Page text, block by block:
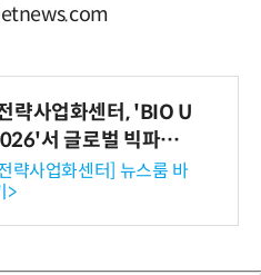
략사업화센터, 'BIO U
서 글로벌 빅파마
즈니스 미팅 지원…K
해외 진출 교두보 확
략사업화센터] 뉴스룸 바
>